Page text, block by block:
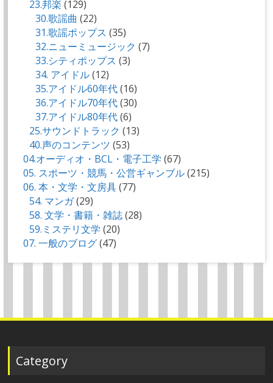
23.邦楽 (129)
30.歌謡曲 (22)
31.歌謡ポップス (35)
32.ニューミュージック (7)
33.シティポップス (3)
34. アイドル(12)
35.アイドル60年代(16)
36.アイドル70年代(30)
37.アイドル80年代(6)
25.サウンドトラック (13)
40.声のコンテンツ (53)
04.オーディオ・BCL・電子工学 (67)
05. スポーツ・競馬・公営ギャンブル(215)
06. 本・文学・文房具(77)
54. マンガ(29)
58. 文学・書籍・雑誌(28)
59.ミステリ文学 (20)
07. 一般のブログ(47)
Category